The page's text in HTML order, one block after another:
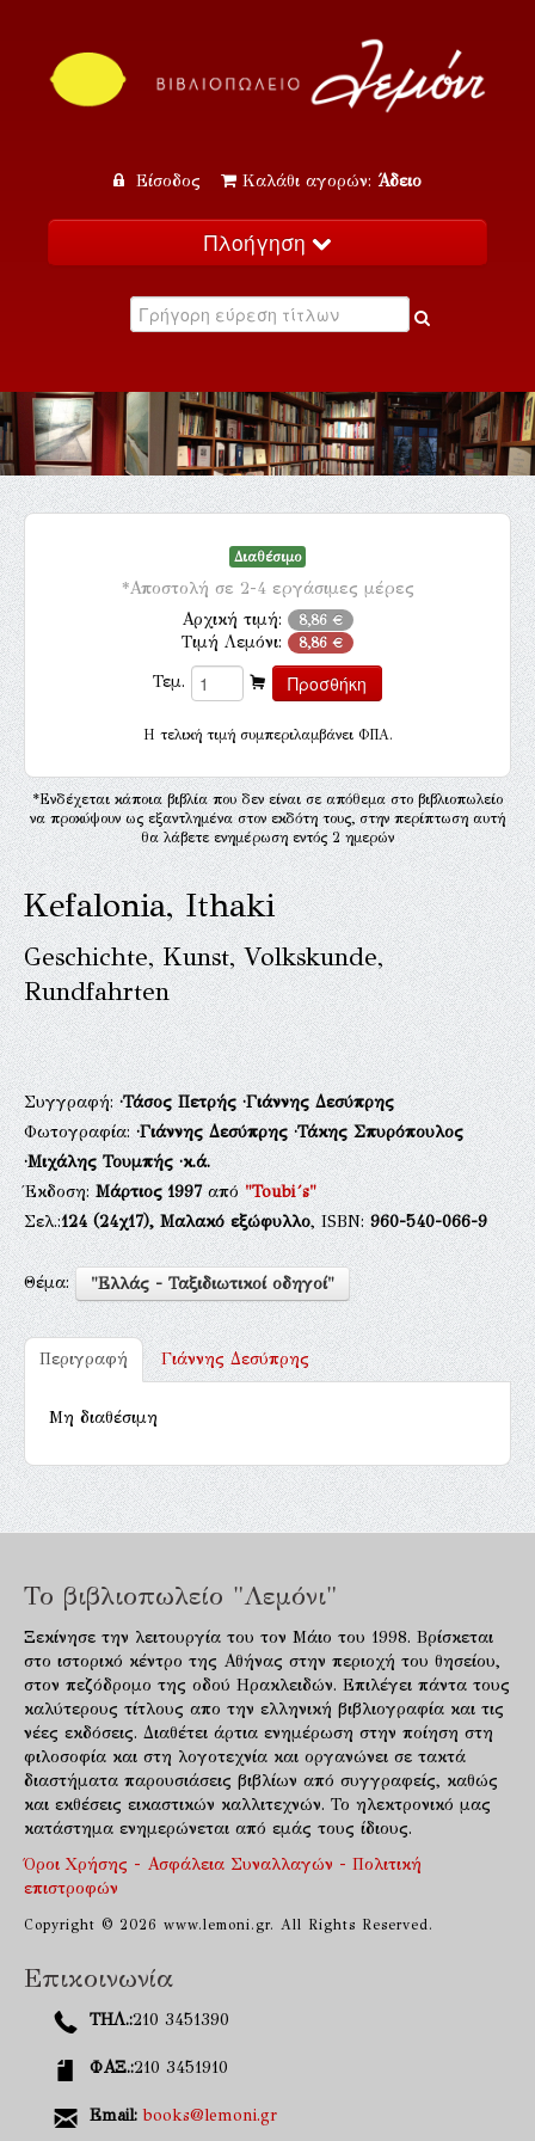
Είσοδος Καλάθι αγορών: Άδειο
Πλοήγηση
Κατάλογος
Εκδηλώσεις
Επικοινωνία
Διαθέσιμο
*Αποστολή σε 2-4 εργάσιμες μέρες
Αρχική τιμή: 8,86 €
Τιμή Λεμόνι: 8,86 €
Τεμ.
H τελική τιμή συμπεριλαμβάνει ΦΠΑ.
*Ενδέχεται κάποια βιβλία που δεν είναι σε απόθεμα στο βιβλιοπωλείο
να προκύψουν ως εξαντλημένα στον εκδότη τους, στην περίπτωση αυτή
θα λάβετε ενημέρωση εντός 2 ημερών
Kefalonia, Ithaki
Geschichte, Kunst, Volkskunde,
Rundfahrten
Συγγραφή:·Τάσος Πετρής·Γιάννης Δεσύπρης
Φωτογραφία:·Γιάννης Δεσύπρης·Τάκης Σπυρόπουλος
·Μιχάλης Τουμπής·κ.ά.
Έκδοση:Μάρτιος 1997από "Toubi´s"
Σελ.:124(24χ17), Μαλακό εξώφυλλο, ISBN:960-540-066-9
Θέμα: "Ελλάς - Ταξιδιωτικοί οδηγοί"
Περιγραφή Γιάννης Δεσύπρης
Μη διαθέσιμη
Το βιβλιοπωλείο "Λεμόνι"
Ξεκίνησε την λειτουργία του τον Μάιο του 1998. Βρίσκεται
στο ιστορικό κέντρο της Αθήνας στην περιοχή του θησείου,
στον πεζόδρομο της οδού Ηρακλειδών. Επιλέγει πάντα τους
καλύτερους τίτλους απο την ελληνική βιβλιογραφία και τις
νέες εκδόσεις. Διαθέτει άρτια ενημέρωση στην ποίηση στη
φιλοσοφία και στη λογοτεχνία και οργανώνει σε τακτά
διαστήματα παρουσιάσεις βιβλίων από συγγραφείς, καθώς
και εκθέσεις εικαστικών καλλιτεχνών. Το ηλεκτρονικό μας
κατάστημα ενημερώνεται από εμάς τους ίδιους.
Όροι Χρήσης - Ασφάλεια Συναλλαγών - Πολιτική
επιστροφών
Copyright © 2026 www.lemoni.gr. All Rights Reserved.
Επικοινωνία
ΤΗΛ.:210 3451390
ΦΑΞ.:210 3451910
Email: books@lemoni.gr